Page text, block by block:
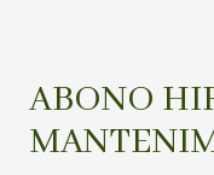
ABONO